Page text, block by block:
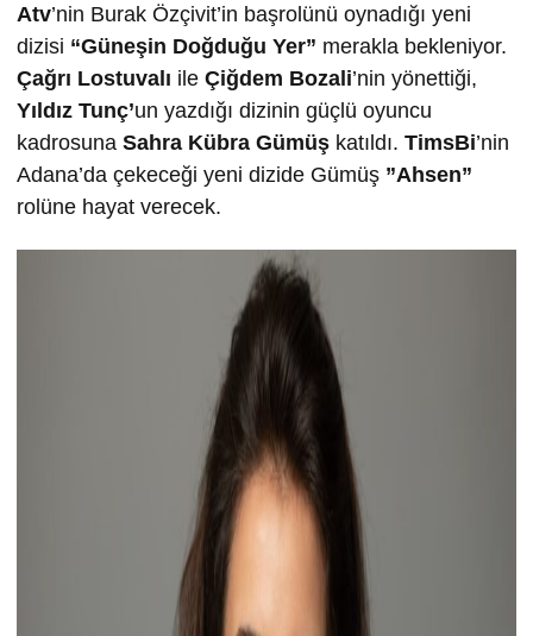
Atv’nin Burak Özçivit’in başrolünü oynadığı yeni
dizisi “Güneşin Doğduğu Yer” merakla bekleniyor.
Çağrı Lostuvalı ile Çiğdem Bozali’nin yönettiği,
Yıldız Tunç’un yazdığı dizinin güçlü oyuncu
kadrosuna Sahra Kübra Gümüş katıldı. TimsBi’nin
Adana’da çekeceği yeni dizide Gümüş ”Ahsen”
rolüne hayat verecek.